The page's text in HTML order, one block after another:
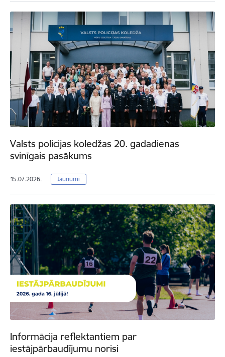
Valsts policijas koledžas 20. gadadienas
svinīgais pasākums
15.07.2026. Jaunumi
Informācija reflektantiem par
iestājpārbaudījumu norisi